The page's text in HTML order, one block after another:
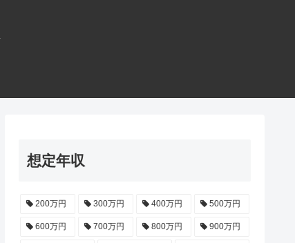
想定年収
200万円 300万円 400万円 500万円
600万円 700万円 800万円 900万円